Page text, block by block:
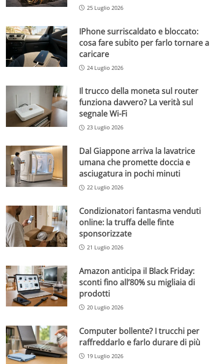
25 Luglio 2026
IPhone surriscaldato e bloccato:
cosa fare subito per farlo tornare a
caricare
24 Luglio 2026
Il trucco della moneta sul router
funziona davvero? La verità sul
segnale Wi-Fi
23 Luglio 2026
Dal Giappone arriva la lavatrice
umana che promette doccia e
asciugatura in pochi minuti
22 Luglio 2026
Condizionatori fantasma venduti
online: la truffa delle finte
sponsorizzate
21 Luglio 2026
Amazon anticipa il Black Friday:
sconti fino all’80% su migliaia di
prodotti
20 Luglio 2026
Computer bollente? I trucchi per
raffreddarlo e farlo durare di più
19 Luglio 2026